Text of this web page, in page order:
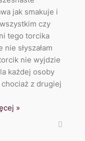
jak smakuje i
czy
tego torcika
słyszałam
nie wyjdzie
każdej osoby
z drugiej
»